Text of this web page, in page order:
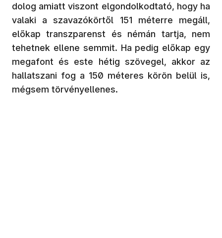
dolog amiatt viszont elgondolkodtató, hogy ha
valaki a szavazókörtől 151 méterre megáll,
előkap transzparenst és némán tartja, nem
tehetnek ellene semmit. Ha pedig előkap egy
megafont és este hétig szövegel, akkor az
hallatszani fog a 150 méteres körön belül is,
mégsem törvényellenes.